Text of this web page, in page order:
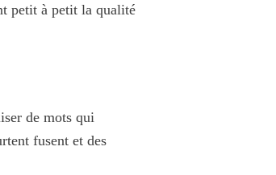
petit à petit la qualité
de mots qui
fusent et des